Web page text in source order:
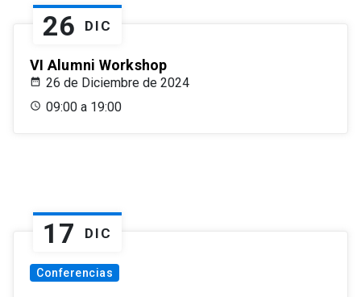
26 DIC
VI Alumni Workshop
26 de Diciembre de 2024
09:00 a 19:00
17 DIC
Conferencias